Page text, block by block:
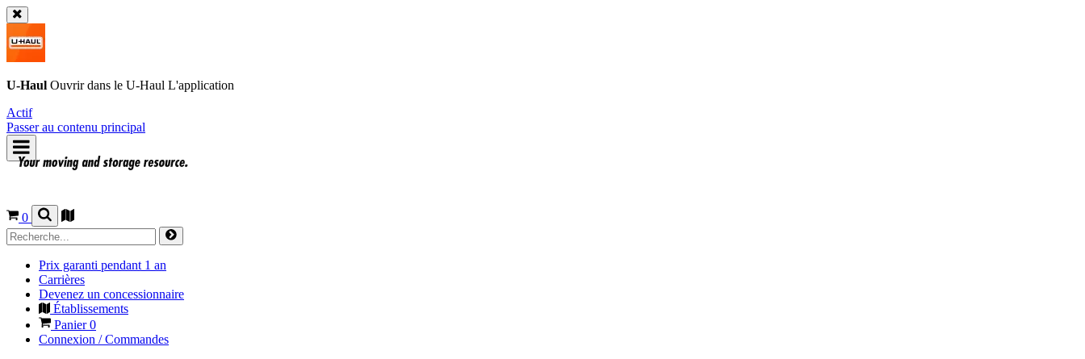
U-Haul Ouvrir dans le U-Haul L'application
Actif
Passer au contenu principal
0
Prix garanti pendant 1 an
Carrières
Devenez un concessionnaire
Établissements
Panier0
Connexion / Commandes